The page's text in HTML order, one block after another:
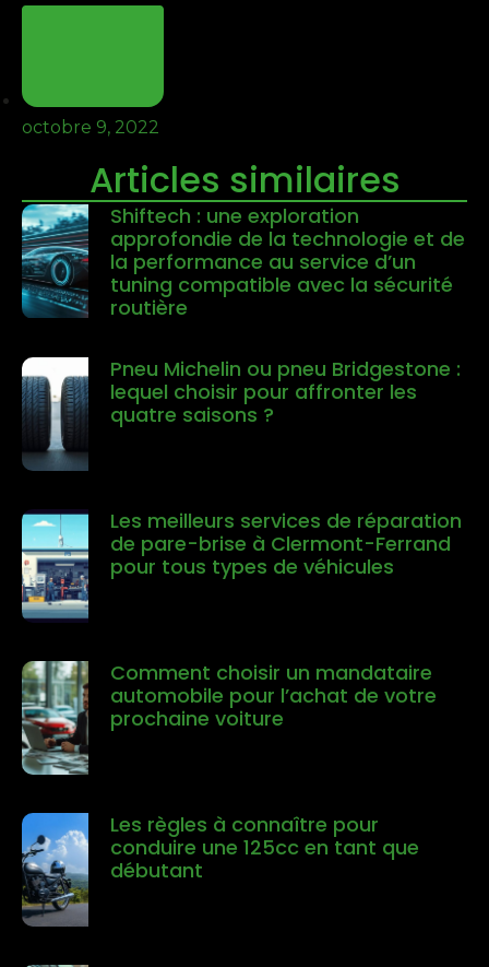
octobre 9, 2022
Articles similaires
Shiftech : une exploration
approfondie de la technologie et de
la performance au service d’un
tuning compatible avec la sécurité
routière
Pneu Michelin ou pneu Bridgestone :
lequel choisir pour affronter les
quatre saisons ?
Les meilleurs services de réparation
de pare-brise à Clermont-Ferrand
pour tous types de véhicules
Comment choisir un mandataire
automobile pour l’achat de votre
prochaine voiture
Les règles à connaître pour
conduire une 125cc en tant que
débutant